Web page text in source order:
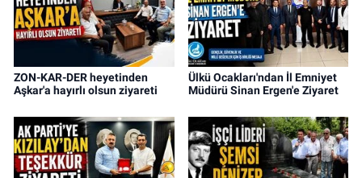
ZON-KAR-DER heyetinden
Aşkar'a hayırlı olsun ziyareti
Ülkü Ocakları'ndan İl Emniyet
Müdürü Sinan Ergen'e Ziyaret